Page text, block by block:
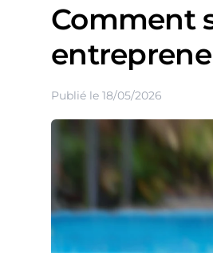
Comment
Publié le 18/05/2026